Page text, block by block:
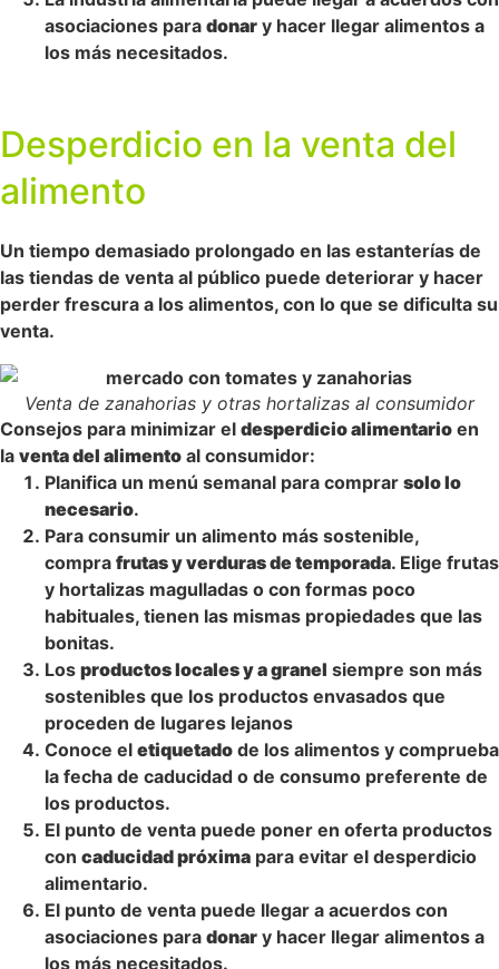
asociaciones para donar y hacer llegar alimentos a
los más necesitados.
Desperdicio en la venta del
alimento
Un tiempo demasiado prolongado en las estanterías de
las tiendas de venta al público puede deteriorar y hacer
perder frescura a los alimentos, con lo que se dificulta su
venta.
Venta de zanahorias y otras hortalizas al consumidor
Consejos para minimizar el desperdicio alimentario en
la venta del alimento al consumidor:
Planifica un menú semanal para comprar solo lo
necesario.
Para consumir un alimento más sostenible,
compra frutas y verduras de temporada. Elige frutas
y hortalizas magulladas o con formas poco
habituales, tienen las mismas propiedades que las
bonitas.
Los productos locales y a granel siempre son más
sostenibles que los productos envasados que
proceden de lugares lejanos
Conoce el etiquetado de los alimentos y comprueba
la fecha de caducidad o de consumo preferente de
los productos.
El punto de venta puede poner en oferta productos
con caducidad próxima para evitar el desperdicio
alimentario.
El punto de venta puede llegar a acuerdos con
asociaciones para donar y hacer llegar alimentos a
los más necesitados.